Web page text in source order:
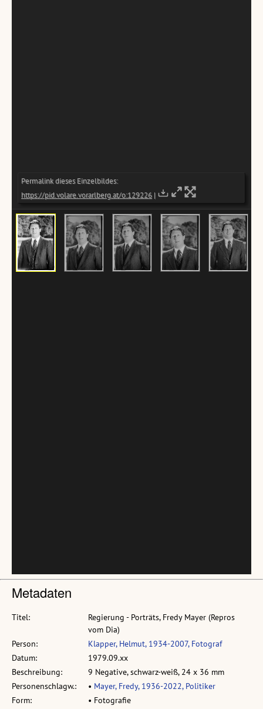
Metadaten
Titel:
Regierung - Porträts, Fredy Mayer (Repros
vom Dia)
Person:
Klapper, Helmut, 1934-2007, Fotograf
Datum:
1979.09.xx
Beschreibung:
9 Negative, schwarz-weiß, 24 x 36 mm
Personenschlagw.:
• Mayer, Fredy, 1936-2022, Politiker
Form:
• Fotografie